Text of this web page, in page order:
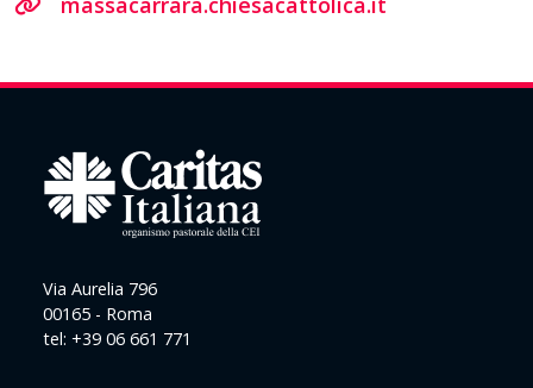
Via Aurelia 796
00165 - Roma
tel: +39 06 661 771